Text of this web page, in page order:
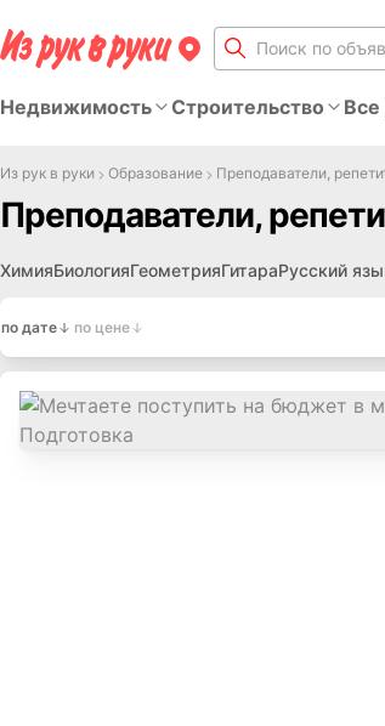
Недвижимость Строительство Все
Из рук в руки Образование Преподаватели,
Преподаватели,
ХимияБиологияГеометрияГитараРусский
по дате по цене